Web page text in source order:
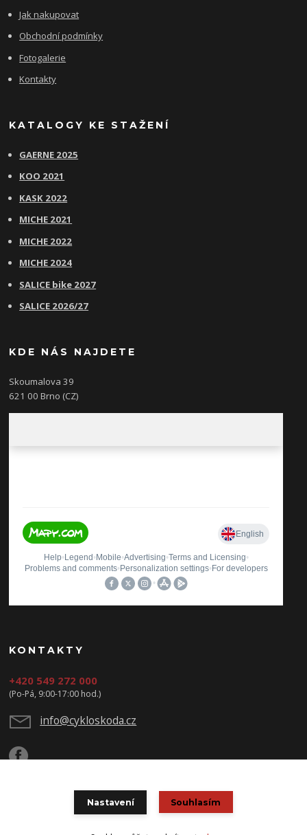
Jak nakupovat
Obchodní podmínky
Fotogalerie
Kontakty
KATALOGY KE STAŽENÍ
GAERNE 2025
KOO 2021
KASK 2022
MICHE 2021
MICHE 2022
MICHE 2024
SALICE bike 2027
SALICE 2026/27
KDE NÁS NAJDETE
Skoumalova 39
621 00 Brno (CZ)
KONTAKTY
+420 549 272 000
(Po-Pá, 9:00-17:00 hod.)
info@cykloskoda.cz
Nastavení Souhlasím